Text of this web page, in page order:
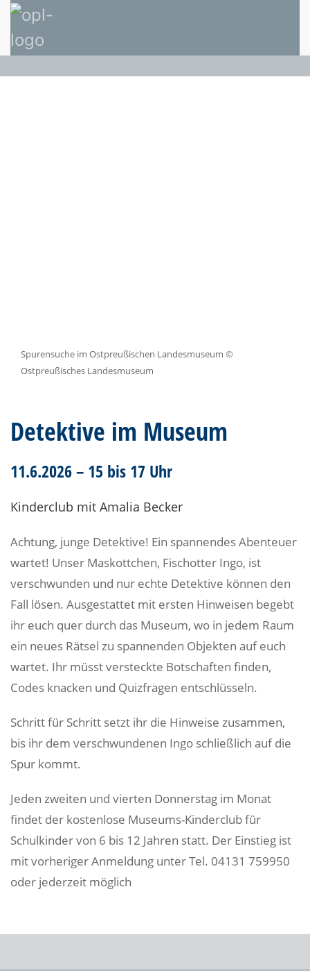
Spurensuche im Ostpreußischen Landesmuseum ©
Ostpreußisches Landesmuseum
Detektive im Museum
11.6.2026 – 15 bis 17 Uhr
Kinderclub mit Amalia Becker
Achtung, junge Detektive! Ein spannendes Abenteuer
wartet! Unser Maskottchen, Fischotter Ingo, ist
verschwunden und nur echte Detektive können den
Fall lösen. Ausgestattet mit ersten Hinweisen begebt
ihr euch quer durch das Museum, wo in jedem Raum
ein neues Rätsel zu spannenden Objekten auf euch
wartet. Ihr müsst versteckte Botschaften finden,
Codes knacken und Quizfragen entschlüsseln.
Schritt für Schritt setzt ihr die Hinweise zusammen,
bis ihr dem verschwundenen Ingo schließlich auf die
Spur kommt.
Jeden zweiten und vierten Donnerstag im Monat
findet der kostenlose Museums-Kinderclub für
Schulkinder von 6 bis 12 Jahren statt. Der Einstieg ist
mit vorheriger Anmeldung unter Tel. 04131 759950
oder jederzeit möglich